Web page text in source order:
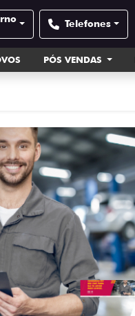
Telefones
PÓS VENDAS